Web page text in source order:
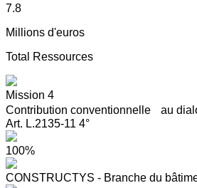
7.8
Millions d'euros
Total Ressources
Mission 4
Contribution conventionnelle au
Art. L.2135-11 4°
100%
CONSTRUCTYS - Branche du